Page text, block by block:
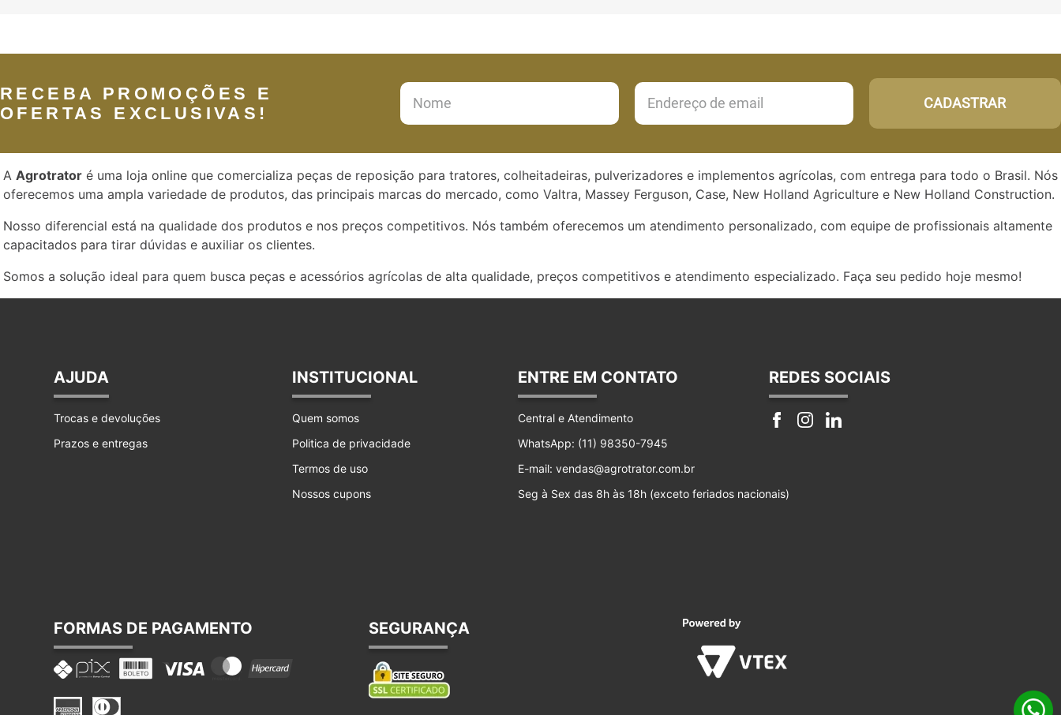
RECEBA PROMOÇÕES E
OFERTAS EXCLUSIVAS!
CADASTRAR
A Agrotrator é uma loja online que comercializa peças de reposição para tratores, colheitadeiras, pulverizadores e implementos agrícolas, com entrega para todo o Brasil. Nós
oferecemos uma ampla variedade de produtos, das principais marcas do mercado, como Valtra, Massey Ferguson, Case, New Holland Agriculture e New Holland Construction.
Nosso diferencial está na qualidade dos produtos e nos preços competitivos. Nós também oferecemos um atendimento personalizado, com equipe de profissionais altamente
capacitados para tirar dúvidas e auxiliar os clientes.
Somos a solução ideal para quem busca peças e acessórios agrícolas de alta qualidade, preços competitivos e atendimento especializado. Faça seu pedido hoje mesmo!
AJUDA
Trocas e devoluções
Prazos e entregas
INSTITUCIONAL
Quem somos
Politica de privacidade
Termos de uso
Nossos cupons
ENTRE EM CONTATO
Central e Atendimento
WhatsApp: (11) 98350-7945
E-mail: vendas@agrotrator.com.br
Seg à Sex das 8h às 18h (exceto feriados nacionais)
REDES SOCIAIS
FORMAS DE PAGAMENTO SEGURANÇA